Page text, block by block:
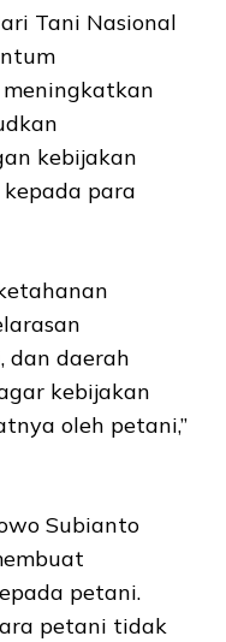
Tani Nasional
kebijakan
para
dan daerah
kebijakan
oleh petani,”
Subianto
petani.
petani tidak